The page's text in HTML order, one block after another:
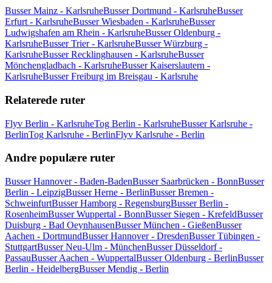
Busser Mainz - KarlsruheBusser Dortmund - KarlsruheBusser
Erfurt - KarlsruheBusser Wiesbaden - KarlsruheBusser
Ludwigshafen am Rhein - KarlsruheBusser Oldenburg -
KarlsruheBusser Trier - KarlsruheBusser Würzburg -
KarlsruheBusser Recklinghausen - KarlsruheBusser
Mönchengladbach - KarlsruheBusser Kaiserslautern -
KarlsruheBusser Freiburg im Breisgau - Karlsruhe
Relaterede ruter
Flyv Berlin - KarlsruheTog Berlin - KarlsruheBusser Karlsruhe -
BerlinTog Karlsruhe - BerlinFlyv Karlsruhe - Berlin
Andre populære ruter
Busser Hannover - Baden-BadenBusser Saarbrücken - BonnBusser
Berlin - LeipzigBusser Herne - BerlinBusser Bremen -
SchweinfurtBusser Hamborg - RegensburgBusser Berlin -
RosenheimBusser Wuppertal - BonnBusser Siegen - KrefeldBusser
Duisburg - Bad OeynhausenBusser München - GießenBusser
Aachen - DortmundBusser Hannover - DresdenBusser Tübingen -
StuttgartBusser Neu-Ulm - MünchenBusser Düsseldorf -
PassauBusser Aachen - WuppertalBusser Oldenburg - BerlinBusser
Berlin - HeidelbergBusser Mendig - Berlin